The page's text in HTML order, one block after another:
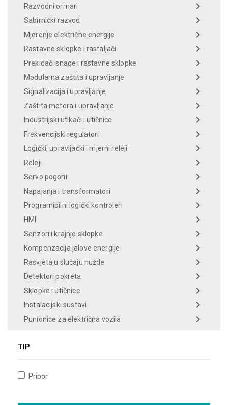
Razvodni ormari
Sabirnički razvod
Mjerenje električne energije
Rastavne sklopke i rastaljači
Prekidači snage i rastavne sklopke
Modularna zaštita i upravljanje
Signalizacija i upravljanje
Zaštita motora i upravljanje
Industrijski utikači i utičnice
Frekvencijski regulatori
Logički, upravljački i mjerni releji
Releji
Servo pogoni
Napajanja i transformatori
Programibilni logički kontroleri
HMI
Senzori i krajnje sklopke
Kompenzacija jalove energije
Rasvjeta u slučaju nužde
Detektori pokreta
Sklopke i utičnice
Instalacijski sustavi
Punionice za električna vozila
TIP
Pribor